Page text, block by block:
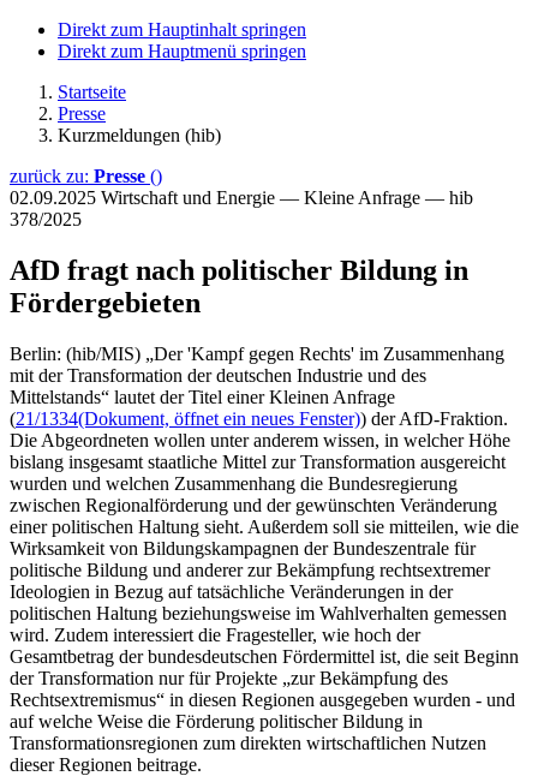
Direkt zum Hauptinhalt springen
Direkt zum Hauptmenü springen
Startseite
Presse
Kurzmeldungen (hib)
zurück zu: Presse ()
02.09.2025 Wirtschaft und Energie — Kleine Anfrage — hib
378/2025
AfD fragt nach politischer Bildung in
Fördergebieten
Berlin: (hib/MIS) „Der 'Kampf gegen Rechts' im Zusammenhang
mit der Transformation der deutschen Industrie und des
Mittelstands“ lautet der Titel einer Kleinen Anfrage
(21/1334(Dokument, öffnet ein neues Fenster)) der AfD-Fraktion.
Die Abgeordneten wollen unter anderem wissen, in welcher Höhe
bislang insgesamt staatliche Mittel zur Transformation ausgereicht
wurden und welchen Zusammenhang die Bundesregierung
zwischen Regionalförderung und der gewünschten Veränderung
einer politischen Haltung sieht. Außerdem soll sie mitteilen, wie die
Wirksamkeit von Bildungskampagnen der Bundeszentrale für
politische Bildung und anderer zur Bekämpfung rechtsextremer
Ideologien in Bezug auf tatsächliche Veränderungen in der
politischen Haltung beziehungsweise im Wahlverhalten gemessen
wird. Zudem interessiert die Fragesteller, wie hoch der
Gesamtbetrag der bundesdeutschen Fördermittel ist, die seit Beginn
der Transformation nur für Projekte „zur Bekämpfung des
Rechtsextremismus“ in diesen Regionen ausgegeben wurden - und
auf welche Weise die Förderung politischer Bildung in
Transformationsregionen zum direkten wirtschaftlichen Nutzen
dieser Regionen beitrage.